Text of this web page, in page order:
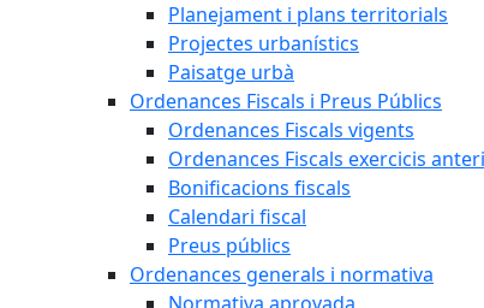
Planejament i plans territorials
Projectes urbanístics
Paisatge urbà
Ordenances Fiscals i Preus Públics
Ordenances Fiscals vigents
Ordenances Fiscals exercicis
Bonificacions fiscals
Calendari fiscal
Preus públics
Ordenances generals i normativa